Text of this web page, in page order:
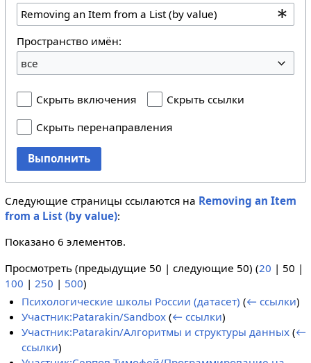
Пространство имён:
все
Скрыть включения
Скрыть ссылки
Скрыть перенаправления
Выполнить
Следующие страницы ссылаются на Removing an Item
from a List (by value):
Показано 6 элементов.
Просмотреть (предыдущие 50 | следующие 50) (20 | 50 |
100 | 250 | 500)
Психологические школы России (датасет) (← ссылки)
Участник:Patarakin/Sandbox (← ссылки)
Участник:Patarakin/Алгоритмы и структуры данных (←
ссылки)